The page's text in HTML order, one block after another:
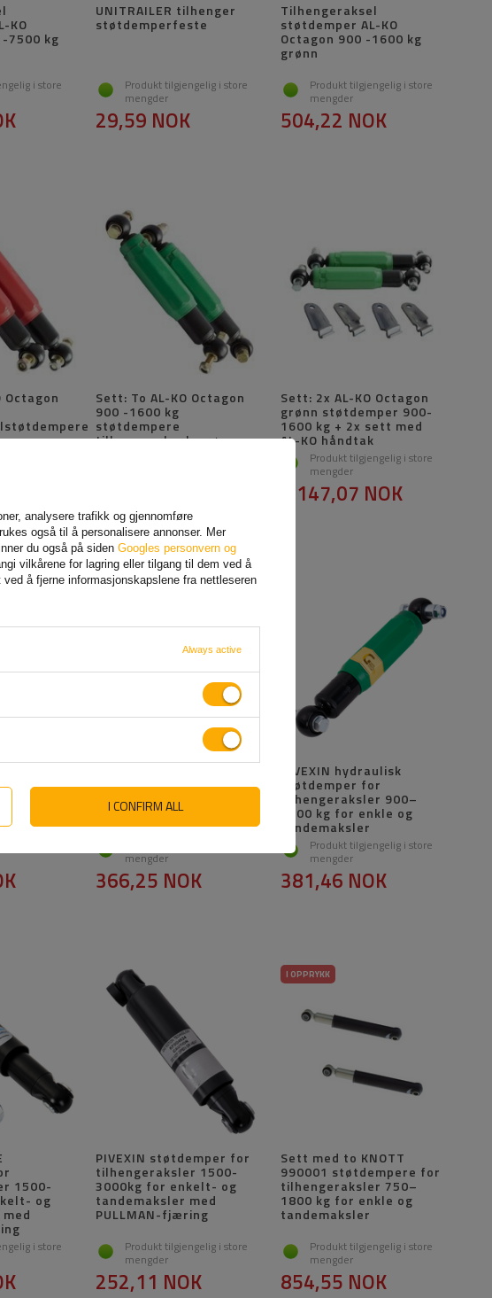
KO
7500 kg
i store
UNITRAILER tilhenger
støtdemperfeste
Produkt tilgjengelig i store
mengder
29,59 NOK
Tilhengeraksel
støtdemper AL-KO
Octagon 900 -1600 kg
grønn
Produkt tilgjengelig i store
mengder
504,22 NOK
Octagon Sett: To AL-KO Octagon
900 -1600 kg
støtdempere
tilhengeraksel, grønn
Sett: 2x AL-KO Octagon
grønn støtdemper 900-
1600 kg + 2x sett med
AL-KO håndtak
Produkt tilgjengelig i store
mengder
1 147,07 NOK
for tilhenger 1350-2700 kg
mengder
366,25 NOK
PIVEXIN hydraulisk
støtdemper for
tilhengeraksler 900–
1600 kg for enkle og
tandemaksler
Produkt tilgjengelig i store
mengder
381,46 NOK
1500-
og
i store
PIVEXIN støtdemper for
tilhengeraksler 1500-
3000kg for enkelt- og
tandemaksler med
PULLMAN-fjæring
Produkt tilgjengelig i store
mengder
252,11 NOK
I OPPRYKK
Sett med to KNOTT
990001 støtdempere for
tilhengeraksler 750–
1800 kg for enkle og
tandemaksler
Produkt tilgjengelig i store
mengder
854,55 NOK
analysere trafikk og gjennomføre
også til å personalisere annonser. Mer
du også på siden Googles personvern og
vilkårene for lagring eller tilgang til dem ved å
å fjerne informasjonskapslene fra nettleseren
Always active
I CONFIRM ALL